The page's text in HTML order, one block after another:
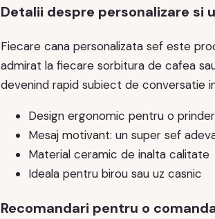
Detalii despre personalizare si
Fiecare cana personalizata sef este
admirat la fiecare sorbitura de cafea
devenind rapid subiect de conversatie
Design ergonomic pentru o
Mesaj motivant: un super sef
Material ceramic de inalta calitate
Ideala pentru birou sau uz casnic
Recomandari pentru o